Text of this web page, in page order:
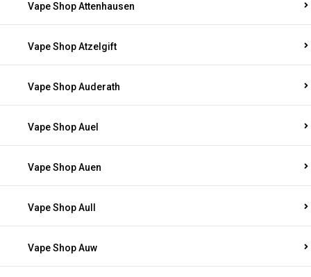
Vape Shop Attenhausen
Vape Shop Atzelgift
Vape Shop Auderath
Vape Shop Auel
Vape Shop Auen
Vape Shop Aull
Vape Shop Auw